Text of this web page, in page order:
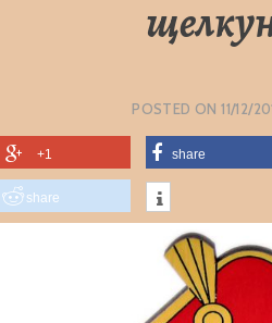
POSTED ON11/12/
+1 share
share